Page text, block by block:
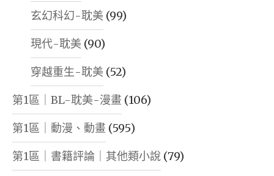
玄幻科幻-耽美 (99)
現代-耽美 (90)
穿越重生-耽美 (52)
第1區｜BL-耽美-漫畫 (106)
第1區｜動漫、動畫 (595)
第1區｜書籍評論｜其他類小說 (79)